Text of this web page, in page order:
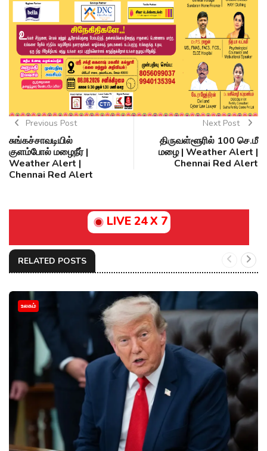
Previous Post
சுங்கச்சாவடியில்
குளம்போல் மழைநீர் |
Weather Alert |
Chennai Red Alert
Next Post
திருவள்ளூரில் 100 செ.மீ
மழை | Weather Alert |
Chennai Red Alert
LIVE 24 X 7
RELATED POSTS
உலகம்